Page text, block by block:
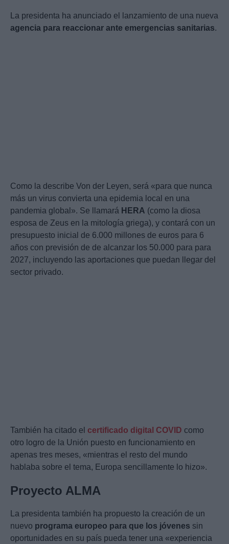
La presidenta ha anunciado el lanzamiento de una nueva
agencia para reaccionar ante emergencias sanitarias.
Como la describe Von der Leyen, será «para que nunca
más un virus convierta una epidemia local en una
pandemia global». Se llamará HERA (como la diosa
esposa de Zeus en la mitología griega), y contará con un
presupuesto inicial de 6.000 millones de euros para 6
años con previsión de de alcanzar los 50.000 para para
2027, incluyendo las aportaciones que puedan llegar del
sector privado.
También ha citado el certificado digital COVID como
otro logro de la Unión puesto en funcionamiento en
apenas tres meses, «mientras el resto del mundo
hablaba sobre el tema, Europa sencillamente lo hizo».
Proyecto ALMA
La presidenta también ha propuesto la creación de un
nuevo programa europeo para que los jóvenes sin
oportunidades en su país pueda tener una «experiencia